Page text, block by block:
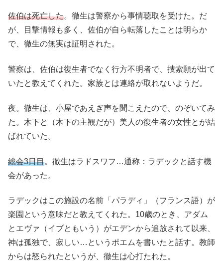
佐伯は死亡した。徹生は警察から事情聴取を受けた。だ
が、目撃情報も多く、佐伯が自ら転落したことは明らか
で、徹生の無実は証明された。
警察は、佐伯は復生者でなく行方不明者で、捜索願が出て
いたと教えてくれた。家族とは連絡が取れないようだ。
夜。徹生は、小屋であえぎ声を聞こえたので、のぞいてみ
た。木下と（木下の主観だが）美人の復生者の女性とが結
ばれていた。
総会3日目。徹生はラドスワフ…通称：ラデックと話す機
会があった。
ラデックはこの施設の名前「パラディ」（フランス語）が
楽園という意味だと教えてくれた。10歳のとき、アダム
とエヴァ（イブともいう）がエデンから追放されて以来、
神は孤独で、寂しい…というポエムを書いたと話す。教師
からは怒られたというが、徹生は心打たれた。